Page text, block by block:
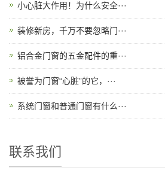
小心脏大作用！为什么安全···
装修新房，千万不要忽略门···
铝合金门窗的五金配件的重···
被誉为门窗“心脏”的它，···
系统门窗和普通门窗有什么···
联系我们